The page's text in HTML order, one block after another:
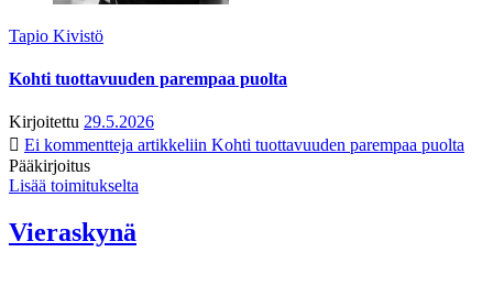
Tapio Kivistö
Kohti tuottavuuden parempaa puolta
Kirjoitettu 29.5.2026
Ei kommentteja artikkeliin Kohti tuottavuuden parempaa puolta
Pääkirjoitus
Lisää toimitukselta
Vieraskynä